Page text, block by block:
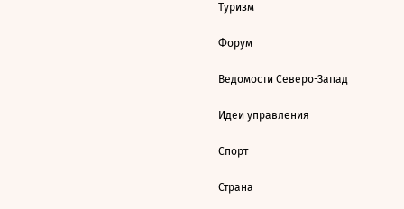
Туризм
Форум
Ведомости Северо-Запад
Идеи управления
Спорт
Страна